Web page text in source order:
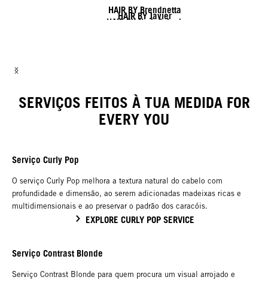
HAIR BY Brendnetta
HAIR BY Javier
HAIR BY Nick & Jack
SERVIÇOS FEITOS À TUA MEDIDA FOR
EVERY YOU
Serviço Curly Pop
O serviço Curly Pop melhora a textura natural do cabelo com
profundidade e dimensão, ao serem adicionadas madeixas ricas e
multidimensionais e ao preservar o padrão dos caracóis.
EXPLORE CURLY POP SERVICE
Serviço Contrast Blonde
Serviço Contrast Blonde para quem procura um visual arrojado e